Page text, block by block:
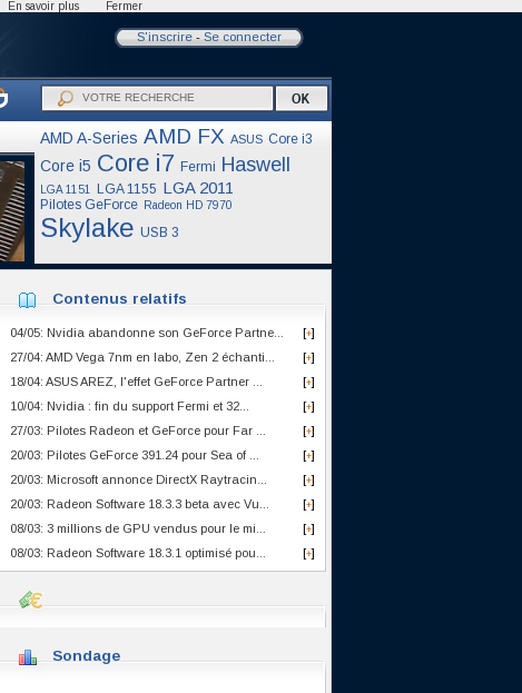
S'inscrire- Se connecter
AMD A-Series AMD FX ASUS Core i3
Core i5 Core i7 Fermi Haswell
LGA 1151 LGA 1155 LGA 2011
Pilotes GeForce Radeon HD 7970
Skylake USB 3
Contenus relatifs
[+]
04/05: Nvidia abandonne son GeForce Partne...
[+]
27/04: AMD Vega 7nm en labo, Zen 2 échanti...
[+]
18/04: ASUS AREZ, l'effet GeForce Partner ...
[+]
10/04: Nvidia : fin du support Fermi et 32...
[+]
27/03: Pilotes Radeon et GeForce pour Far ...
[+]
20/03: Pilotes GeForce 391.24 pour Sea of ...
[+]
20/03: Microsoft annonce DirectX Raytracin...
[+]
20/03: Radeon Software 18.3.3 beta avec Vu...
[+]
08/03: 3 millions de GPU vendus pour le mi...
[+]
08/03: Radeon Software 18.3.1 optimisé pou...
Sondage
En savoir plus Fermer